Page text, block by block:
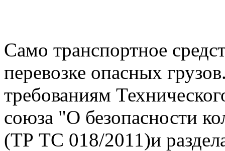
Само транспортное
перевозке опасных
требованиям
союза "О безопасности
(ТР ТС 018/2011)и